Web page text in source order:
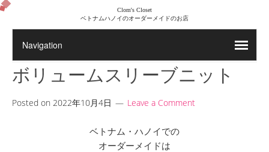
Clom's Closet
ベトナムハノイのオーダーメイドのお店
ボリュームスリーブニット
Posted on 2022年10月4日 Leave a Comment
ベトナム・ハノイでの
オーダーメイドは